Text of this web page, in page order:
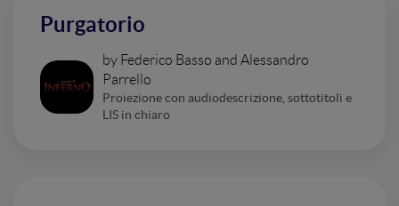
Purgatorio
by Federico Basso and Alessandro
Parrello
Proiezione con audiodescrizione, sottotitoli e
LIS in chiaro